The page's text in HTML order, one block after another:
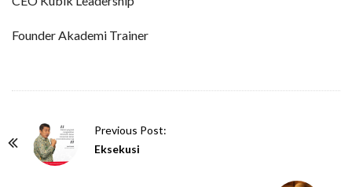
Founder Akademi Trainer
Previous Post:
Eksekusi